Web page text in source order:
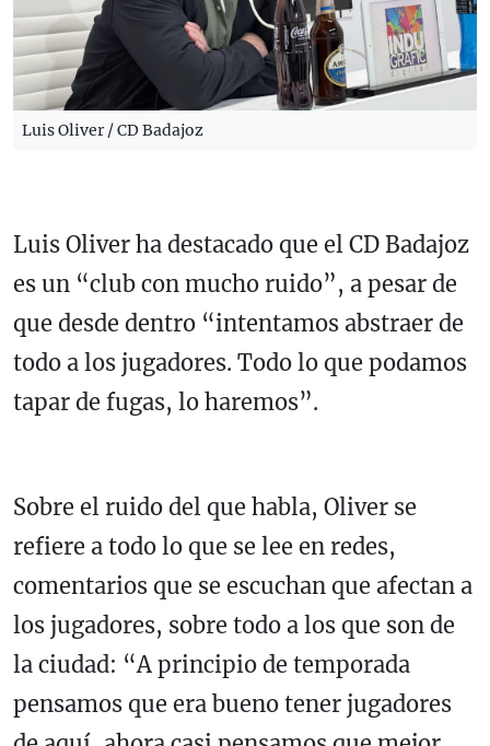
Luis Oliver / CD Badajoz
Luis Oliver ha destacado que el CD Badajoz
es un “club con mucho ruido”, a pesar de
que desde dentro “intentamos abstraer de
todo a los jugadores. Todo lo que podamos
tapar de fugas, lo haremos”.
Sobre el ruido del que habla, Oliver se
refiere a todo lo que se lee en redes,
comentarios que se escuchan que afectan a
los jugadores, sobre todo a los que son de
la ciudad: “A principio de temporada
pensamos que era bueno tener jugadores